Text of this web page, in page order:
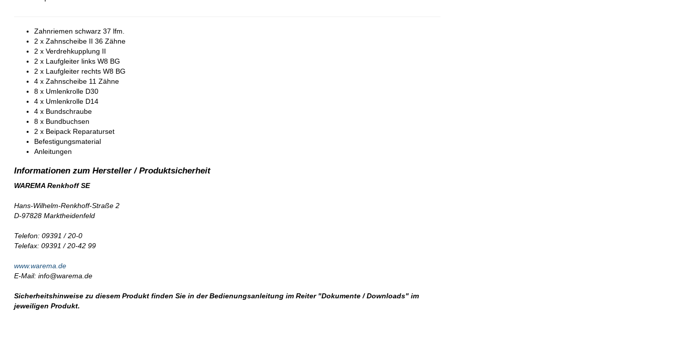
Zahnriemen schwarz 37 lfm.
2 x Zahnscheibe II 36 Zähne
2 x Verdrehkupplung II
2 x Laufgleiter links W8 BG
2 x Laufgleiter rechts W8 BG
4 x Zahnscheibe 11 Zähne
8 x Umlenkrolle D30
4 x Umlenkrolle D14
4 x Bundschraube
8 x Bundbuchsen
2 x Beipack Reparaturset
Befestigungsmaterial
Anleitungen
WAREMA Renkhoff SE
Hans-Wilhelm-Renkhoff-Straße 2
D-97828 Marktheidenfeld
Telefon: 09391 / 20-0
Telefax: 09391 / 20-42 99
www.warema.de
E-Mail: info@warema.de
Sicherheitshinweise zu diesem Produkt finden Sie in der Bedienungsanleitung im Reiter "Dokumente / Downloads" im
jeweiligen Produkt.